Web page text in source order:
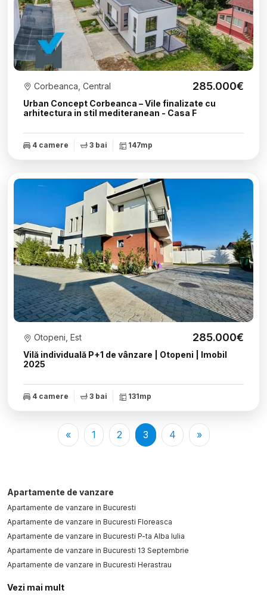
Urban Concept Corbeanca – Vile finalizate cu
arhitectura in stil mediteranean - Casa F
Corbeanca, Central 285.000€
4 camere 3 bai 147mp
Vilă individuală P+1 de vânzare | Otopeni | Imobil
2025
Otopeni, Est 285.000€
4 camere 3 bai 131mp
« 1 2 3 4 »
Apartamente de vanzare
Apartamente de vanzare in Bucuresti
Apartamente de vanzare in Bucuresti Floreasca
Apartamente de vanzare in Bucuresti P-ta Alba Iulia
Apartamente de vanzare in Bucuresti 13 Septembrie
Apartamente de vanzare in Bucuresti Herastrau
Apartamente de vanzare in Bucuresti Unirii
Vezi mai mult